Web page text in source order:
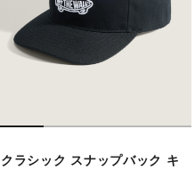
クラシック スナップバック キ